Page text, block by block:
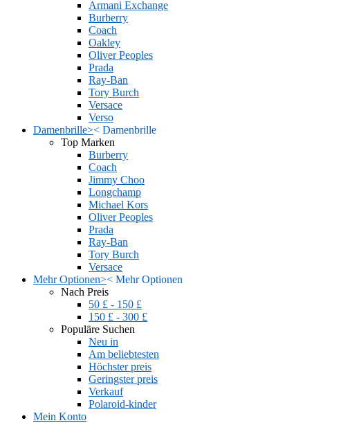
Armani Exchange
Burberry
Coach
Oakley
Oliver Peoples
Prada
Ray-Ban
Tory Burch
Versace
Verso
Damenbrille>< Damenbrille
Top Marken
Burberry
Coach
Jimmy Choo
Longchamp
Michael Kors
Oliver Peoples
Prada
Ray-Ban
Tory Burch
Versace
Mehr Optionen>< Mehr Optionen
Nach Preis
50 £ - 150 £
150 £ - 300 £
Populäre Suchen
Neu in
Am beliebtesten
Höchster preis
Geringster preis
Verkauf
Polaroid-kinder
Mein Konto